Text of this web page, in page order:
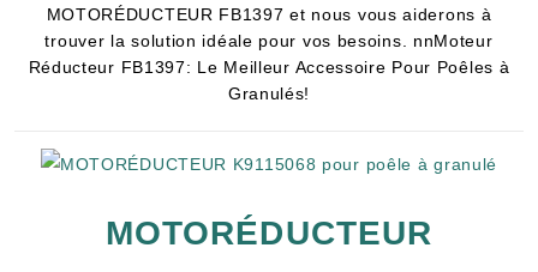
MOTORÉDUCTEUR FB1397 et nous vous aiderons à
trouver la solution idéale pour vos besoins. nnMoteur
Réducteur FB1397: Le Meilleur Accessoire Pour Poêles à
Granulés!
MOTORÉDUCTEUR